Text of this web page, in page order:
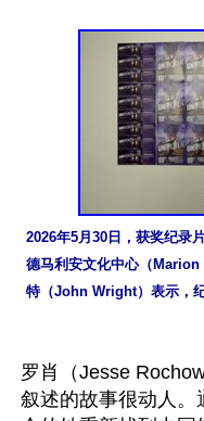
2026年5月30日，获奖纪录
德马利安文化中心（
特（John Wright）表示，
罗肖（Jesse
叙述的故事很动人。